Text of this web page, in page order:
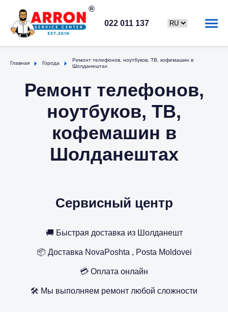
022 011 137
Главная Города
Ремонт телефонов, ноутбуков, ТВ, кофемашин в
Шолданештах
Ремонт телефонов,
ноутбуков, ТВ,
кофемашин в
Шолданештах
Сервисный центр
🚚 Быстрая доставка из Шолданешт
📦 Доставка NovaPoshta , Posta Moldovei
💳 Оплата онлайн
🛠️ Мы выполняем ремонт любой сложности